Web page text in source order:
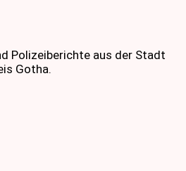
Polizeiberichte aus der Stadt
Gotha.